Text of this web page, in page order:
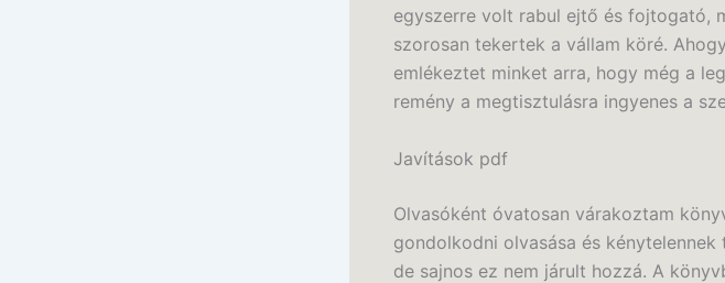
egyszerre volt rabul ejtő és fojtogató,
szorosan tekertek a vállam köré.
emlékeztet minket arra, hogy még a
remény a megtisztulásra ingyenes a
Javítások pdf
Olvasóként óvatosan várakoztam
gondolkodni olvasása és
de sajnos ez nem járult hozzá. A